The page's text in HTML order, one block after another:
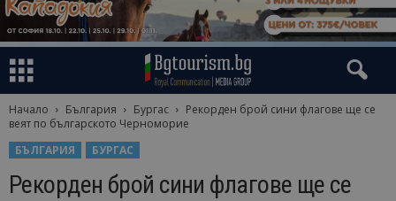
Начало България Бургас
Рекорден брой сини флагове ще се
веят по българското Черноморие
БЪЛГАРИЯ
БУРГАС
Рекорден брой сини флагове ще се